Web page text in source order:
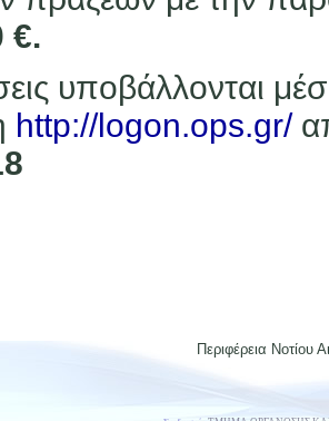
€.
υποβάλλονται
http://logon.ops.gr/
Περιφέρεια Νοτίου